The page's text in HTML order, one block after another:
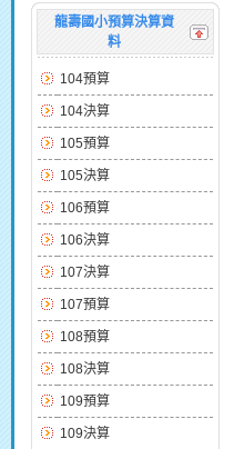
龍壽國小預算決算資
料
104預算
104決算
105預算
105決算
106預算
106決算
107決算
107預算
108預算
108決算
109預算
109決算